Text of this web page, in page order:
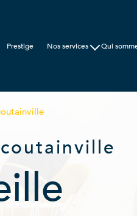
Prestige Nos services
Assurances
Qui